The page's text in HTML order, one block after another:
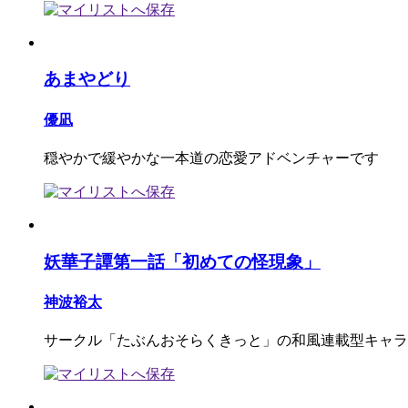
あまやどり
優凪
穏やかで緩やかな一本道の恋愛アドベンチャーです
妖華子譚第一話「初めての怪現象」
神波裕太
サークル「たぶんおそらくきっと」の和風連載型キャ